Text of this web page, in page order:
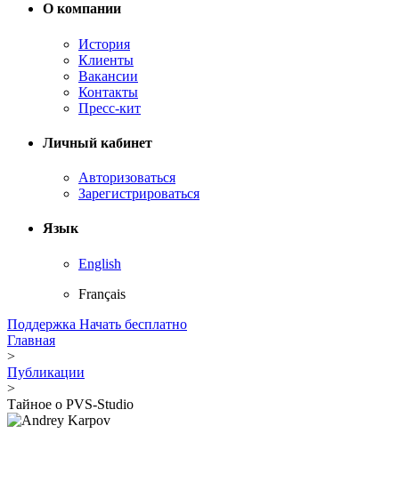
О компании
История
Клиенты
Вакансии
Контакты
Пресс-кит
Личный кабинет
Авторизоваться
Зарегистрироваться
Язык
English
Français
Поддержка Начать бесплатно
Главная
>
Публикации
>
Тайное о PVS-Studio